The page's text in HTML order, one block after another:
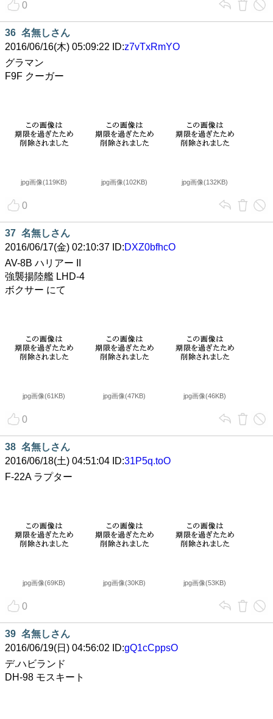
0
36 名無しさん
2016/06/16(木) 05:09:22 ID:z7vTxRmYO
グラマン
F9F クーガー
jpg画像(119KB) jpg画像(102KB) jpg画像(132KB)
0
37 名無しさん
2016/06/17(金) 02:10:37 ID:DXZ0bfhcO
AV-8B ハリアー II
強襲揚陸艦 LHD-4
ボクサー にて
jpg画像(61KB) jpg画像(47KB) jpg画像(46KB)
0
38 名無しさん
2016/06/18(土) 04:51:04 ID:31P5q.toO
F-22A ラプター
jpg画像(69KB) jpg画像(30KB) jpg画像(53KB)
0
39 名無しさん
2016/06/19(日) 04:56:02 ID:gQ1cCppsO
デ.ハビランド
DH-98 モスキート